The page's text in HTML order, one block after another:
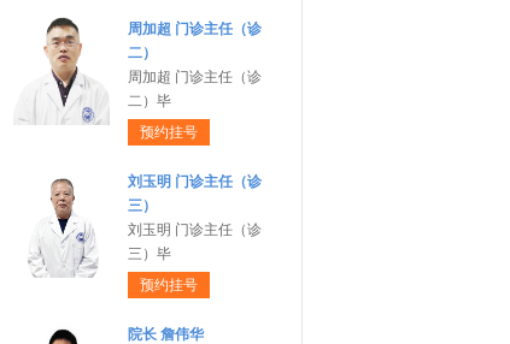
周加超 门诊主任（诊
二）
周加超 门诊主任（诊
二）毕
预约挂号
刘玉明 门诊主任（诊
三）
刘玉明 门诊主任（诊
三）毕
预约挂号
院长 詹伟华